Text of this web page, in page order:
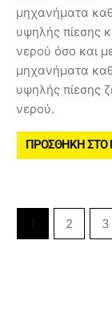
μηχανήματα
υψηλής πίεσης
νερού όσο και
μηχανήματα
υψηλής πίεσης
νερού.
ΠΡΟΣΘΉΚΗ ΣΤΟ
2 3